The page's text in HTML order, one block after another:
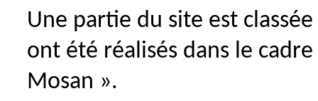
Une partie du site est
ont été réalisés dans le
Mosan ».